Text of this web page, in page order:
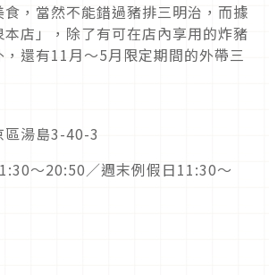
，當然不能錯過豬排三明治，而據
店」，除了有可在店內享用的炸豬
還有11月～5月限定期間的外帶三
區湯島3-40-3
～20:50／週末例假日11:30～